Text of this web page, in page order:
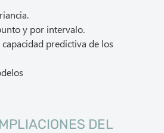
y por intervalo.
predictiva de los
DEL